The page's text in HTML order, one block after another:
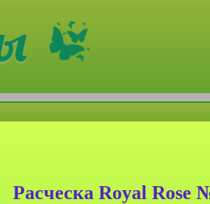
Расческа Royal Rose